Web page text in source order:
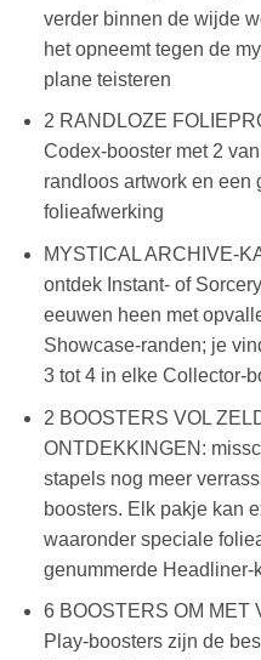
verder binnen de wijde
het opneemt tegen de
plane teisteren
2 RANDLOZE
Codex-booster met 2
randloos artwork en een
folieafwerking
MYSTICAL ARCHIVE-
ontdek Instant- of
eeuwen heen met
Showcase-randen; je
3 tot 4 in elke Collector-
2 BOOSTERS VOL
ONTDEKKINGEN:
stapels nog meer
boosters. Elk pakje kan
waaronder speciale
genummerde Headliner-
6 BOOSTERS OM MET
Play-boosters zijn de